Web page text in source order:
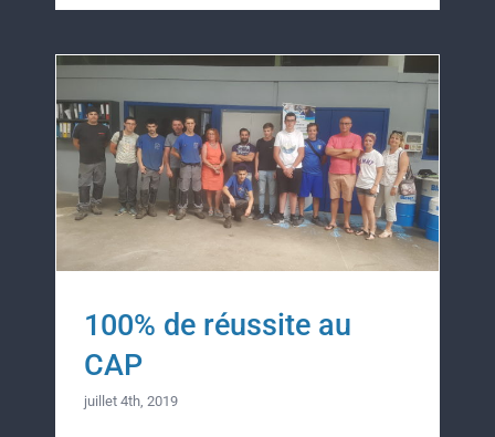
100% de réussite au
CAP
juillet 4th, 2019